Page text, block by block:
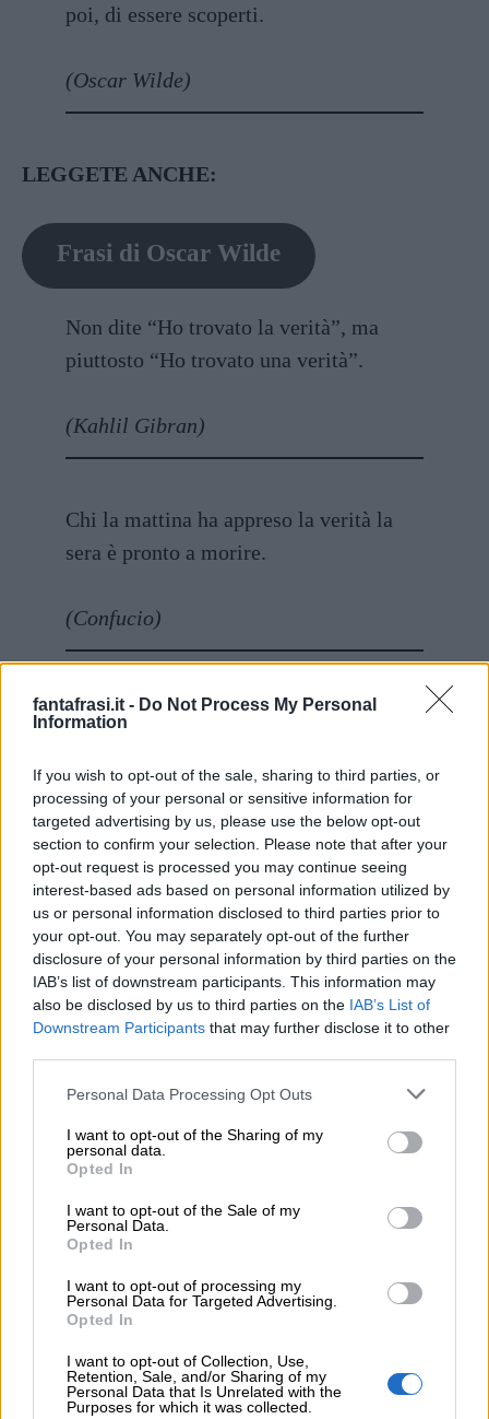
fantafrasi.it - Do Not Process My Personal
Information
If you wish to opt-out of the sale, sharing to third parties, or
processing of your personal or sensitive information for
targeted advertising by us, please use the below opt-out
section to confirm your selection. Please note that after your
opt-out request is processed you may continue seeing
interest-based ads based on personal information utilized by
us or personal information disclosed to third parties prior to
your opt-out. You may separately opt-out of the further
disclosure of your personal information by third parties on the
IAB’s list of downstream participants. This information may
also be disclosed by us to third parties on the IAB’s List of
Downstream Participants that may further disclose it to other
Personal Data Processing Opt Outs
I want to opt-out of the Sharing of my
personal data.
Opted In
I want to opt-out of the Sale of my
Personal Data.
Opted In
I want to opt-out of processing my
Personal Data for Targeted Advertising.
Opted In
I want to opt-out of Collection, Use,
Retention, Sale, and/or Sharing of my
Personal Data that Is Unrelated with the
Purposes for which it was collected.
poi, di essere scoperti.
(Oscar Wilde)
LEGGETE ANCHE:
Frasi di Oscar Wilde
Non dite “Ho trovato la verità”, ma
piuttosto “Ho trovato una verità”.
(Kahlil Gibran)
Chi la mattina ha appreso la verità la
sera è pronto a morire.
(Confucio)
Bisogna essere in due per dire la verità:
(Henry David Thoreau)
Certamente il vero non è bello.
(Giacomo Leopardi)
Il sospetto è l’anticamera della verità.
(Leoluca Orlando)
Il tempo cura tutto, pensai, meno la
verità.
(Carlos Ruiz Zafón)